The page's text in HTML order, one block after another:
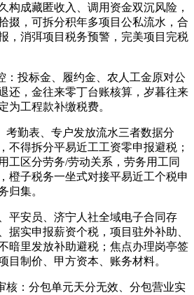
构成藏匿收入、调用资金双沉风险，
掇，可拆分积年多项目公私流水，合
，消弭项目税务预警，完美项目完税
投标金、履约金、农人工金原对公
还，金往来零丁台账核算，岁暮往来
为工程款补缴税费。
勤表、专户发放流水三者数据分
不得拆分平易近工工资零申报避税；
工区分劳务/劳动关系，劳务用工同
橙子税务一坐式对接平易近工个税申
归集。
安员、济宁人社全域电子合同存
据实申报薪资个税，项目驻外补助、
暗里发放补助避税；焦点办理岗亭签
目制价、甲方资本、账务材料。
：分包单元天分无效、分包营业实